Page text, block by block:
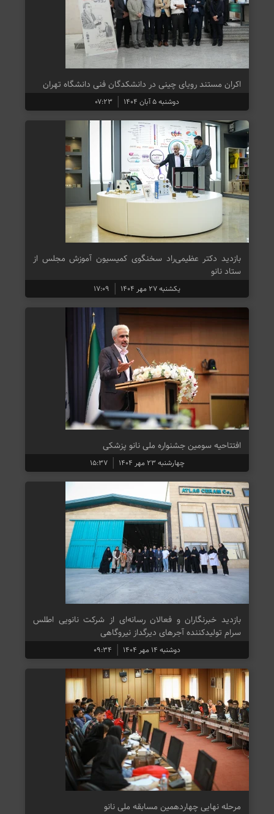
اکران مستند رویای چینی در دانشکدگان فنی دانشگاه تهران
دوشنبه ۵ آبان ۱۴۰۴ ۰۷:۲۳
بازدید دکتر عظیمی‌راد سخنگوی کمیسیون آموزش مجلس از
ستاد نانو
یکشنبه ۲۷ مهر ۱۴۰۴ ۱۷:۰۹
افتتاحیه سومین جشنواره ملی نانو پزشکی
چهارشنبه ۲۳ مهر ۱۴۰۴ ۱۵:۳۷
بازدید خبرنگاران و فعالان رسانه‌ای از شرکت نانویی اطلس
سرام تولیدکننده آجرهای دیرگداز نیروگاهی
دوشنبه ۱۴ مهر ۱۴۰۴ ۰۹:۳۴
مرحله نهایی چهاردهمین مسابقه ملی نانو